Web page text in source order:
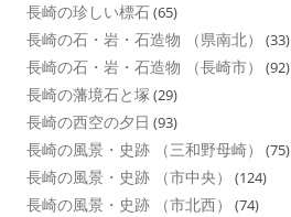
長崎の珍しい標石(65)
長崎の石・岩・石造物 （県南北） (33)
長崎の石・岩・石造物 （長崎市） (92)
長崎の藩境石と塚 (29)
長崎の西空の夕日 (93)
長崎の風景・史跡 （三和野母崎） (75)
長崎の風景・史跡 （市中央） (124)
長崎の風景・史跡 （市北西） (74)